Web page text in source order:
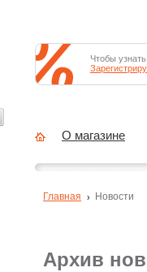
Архив
Главная Новости
Чтобы
О магазине